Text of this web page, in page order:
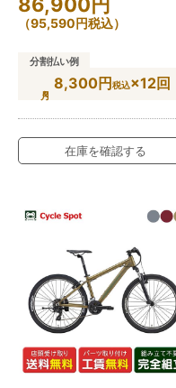
（95,590円税込）
分割払い例
8,300円税込×12回
在庫を確認する